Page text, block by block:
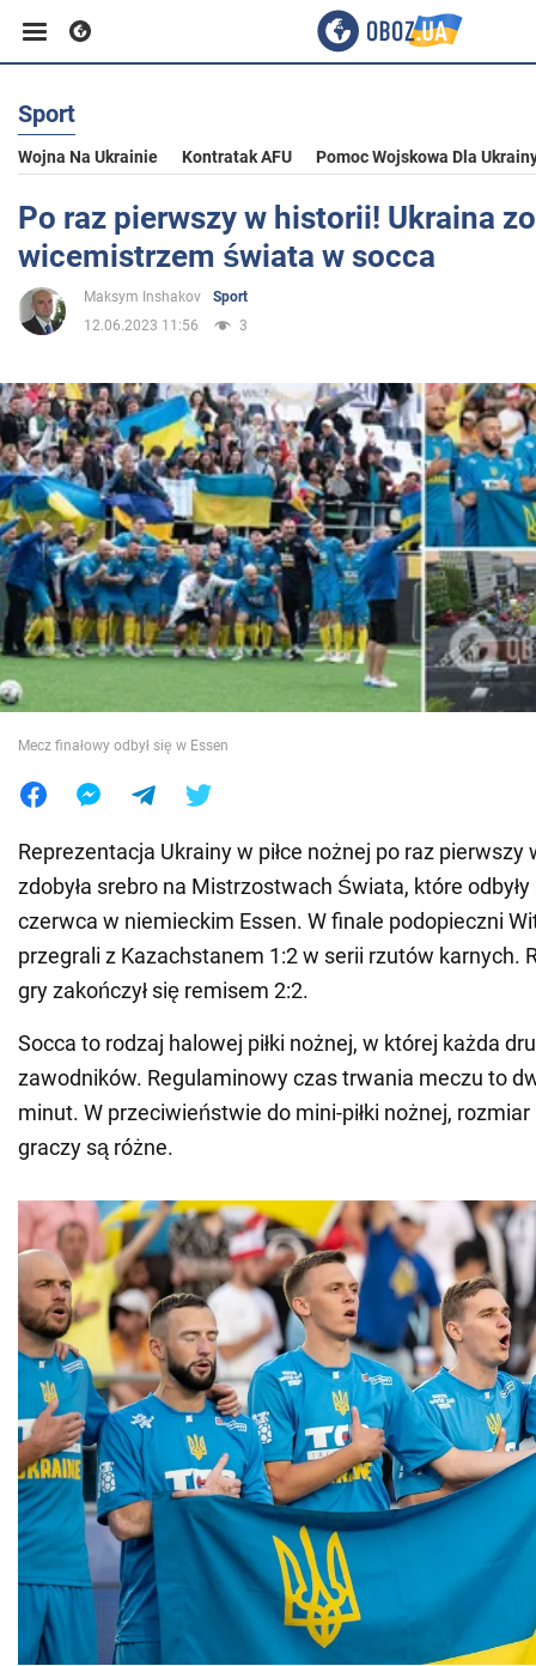
Biznes
Sport
Rozrywka
Polityka
Społeczeństwo
Wojna na Ukrainie
Jedzenie
Sport
Wojna Na Ukrainie Kontratak AFU Pomoc Wojskowa Dla
Po raz pierwszy w historii! Ukraina
wicemistrzem świata w socca
Maksym Inshakov
Sport
12.06.2023 11:56
3
Mecz finałowy odbył się w Essen
Reprezentacja Ukrainy w piłce nożnej po raz pierwszy
zdobyła srebro na Mistrzostwach Świata, które
czerwca w niemieckim Essen. W finale podopieczni
przegrali z Kazachstanem 1:2 w serii rzutów karnych.
gry zakończył się remisem 2:2.
Socca to rodzaj halowej piłki nożnej, w której każda
zawodników. Regulaminowy czas trwania meczu to
minut. W przeciwieństwie do mini-piłki nożnej,
graczy są różne.